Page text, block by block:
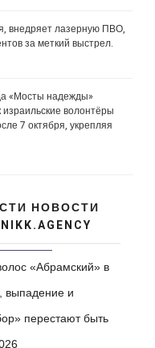
внедряет лазерную ПВО,
за меткий выстрел.
«Мосты надежды»
израильские волонтёры
7 октября, укрепляя
НОВОСТИ
«Абрaмский» в
выпадение и
перестают быть